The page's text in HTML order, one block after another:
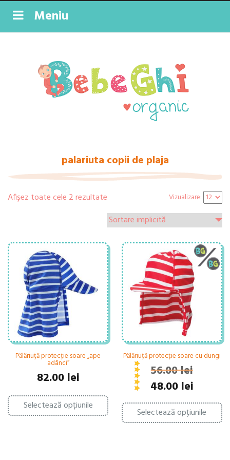
Meniu
palariuta copii de plaja
Afișez toate cele 2 rezultate Vizualizare:
Pălăriuță protecție soare „ape
adânci”
82.00 lei
Selectează opțiunile
Acest
produs
are
Pălăriuță protecție soare cu dungi
56.00lei
Prețul
inițial
a
fost:
56.00 lei.
48.00 leiPrețul
curent
este:
48.00 lei.
Selectează opțiunile